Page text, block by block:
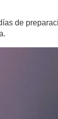
de